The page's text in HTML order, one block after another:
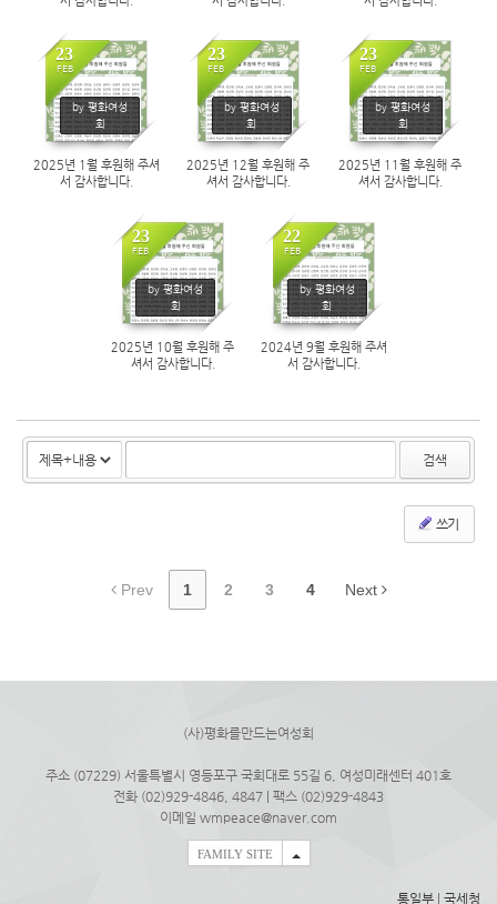
23
FEB
by 평화여성
회
470
2025년 1월 후원해 주셔
서 감사합니다.
23
FEB
by 평화여성
회
582
2025년 12월 후원해 주
셔서 감사합니다.
23
FEB
by 평화여성
회
500
2025년 11월 후원해 주
셔서 감사합니다.
23
FEB
by 평화여성
회
508
2025년 10월 후원해 주
셔서 감사합니다.
22
FEB
by 평화여성
회
433
2024년 9월 후원해 주셔
서 감사합니다.
검색
쓰기
Prev 1 2 3 4 Next
(사)평화를만드는여성회
주소 (07229) 서울특별시 영등포구 국회대로 55길 6, 여성미래센터 401호
전화 (02)929-4846, 4847 | 팩스 (02)929-4843
이메일 wmpeace@naver.com
FAMILY SITE
통일부 국세청